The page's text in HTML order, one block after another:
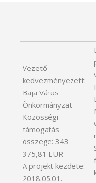
Vezető
kedvezményezett:
Baja Város
Önkormányzat
Közösségi
támogatás
összege: 343
375,81 EUR
A projekt kezdete:
2018.05.01.